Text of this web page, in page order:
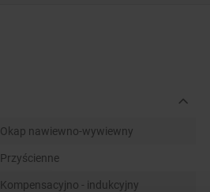
Okap nawiewno-wywiewny
Przyścienne
Kompensacyjno - indukcyjny